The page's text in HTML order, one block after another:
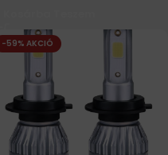
-59% AKCIÓ